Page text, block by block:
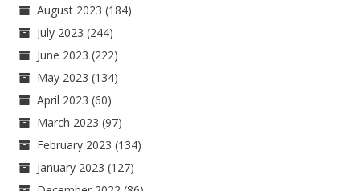
August 2023 (184)
July 2023 (244)
June 2023 (222)
May 2023 (134)
April 2023 (60)
March 2023 (97)
February 2023 (134)
January 2023 (127)